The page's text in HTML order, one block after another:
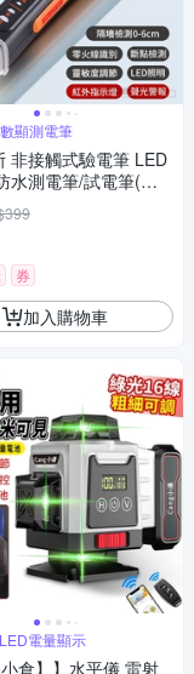
顯測電筆
非接觸式驗電筆 LED
水測電筆/試電筆(電
線檢測 電壓偵測器 驗
券
加入購物車
電量顯示
小倉】】水平儀 雷射